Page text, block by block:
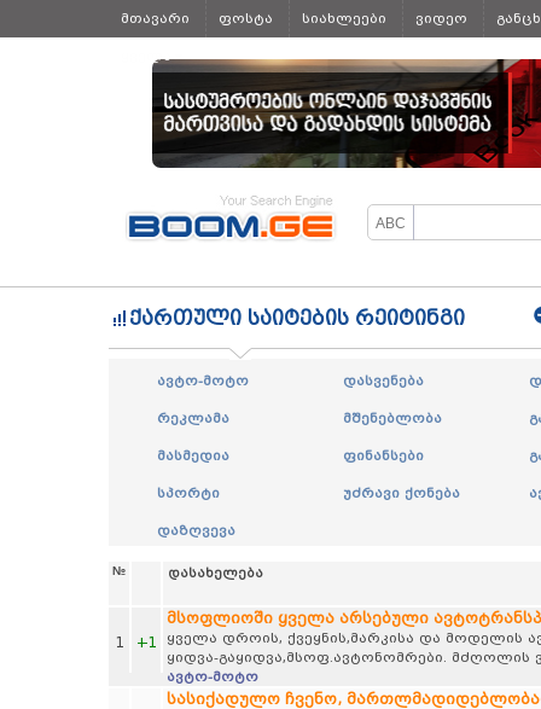
მთავარი ფოსტა სიახლეები ვიდეო
ყველა
ქართული საიტების რეიტინგი
ავტო-მოტო დასვენება
რეკლამა მშენებლობა
მასმედია ფინანსები
სპორტი უძრავი ქონება
დაზღვევა
№ დასახელება
1 +1
მსოფლიოში ყველა არსებული
ყველა დროის, ქვეყნის,მარკისა და მოდელის
ყიდვა-გაყიდვა,მსოფ.ავტონომრები. მძღოლის
ავტო-მოტო
სასიქადულო ჩვენო,